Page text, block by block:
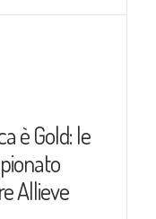
è Gold: le
Allieve